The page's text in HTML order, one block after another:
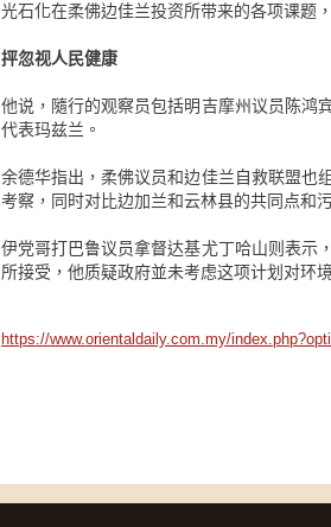
光石化在柔佛边佳兰投资所带来的各项课题
抨忽视人民健康
他说，隨行的观察员包括明吉摩州议员陈鸿
代表玛兹兰。
余德华指出，柔佛议员和边佳兰自救联盟也
考察，同时对比边加兰和云林县的共同点和
伊党哥打巴鲁议员拿督达基尤丁哈山则表示
所接受，他质疑政府並未考虑这项计划对环
https://www.orientaldaily.com.my/